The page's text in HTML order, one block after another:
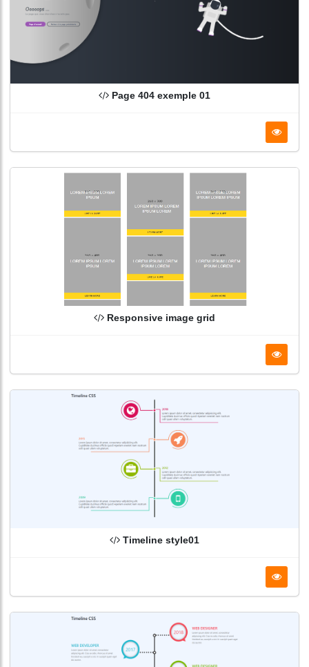
Page 404 exemple 01
Responsive image grid
Timeline style01